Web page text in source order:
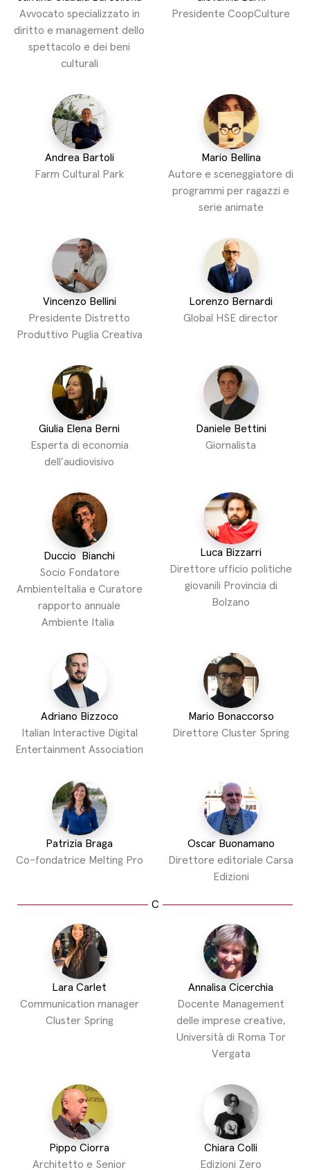
Avvocato specializzato in
diritto e management dello
spettacolo e dei beni
culturali
Presidente CoopCulture
Andrea Bartoli
Farm Cultural Park
Mario Bellina
Autore e sceneggiatore di
programmi per ragazzi e
serie animate
Vincenzo Bellini
Presidente Distretto
Produttivo Puglia Creativa
Lorenzo Bernardi
Global HSE director
Giulia Elena Berni
Esperta di economia
dell’audiovisivo
Daniele Bettini
Giornalista
Duccio Bianchi
Socio Fondatore
AmbienteItalia e Curatore
rapporto annuale
Ambiente Italia
Luca Bizzarri
Direttore ufficio politiche
giovanili Provincia di
Bolzano
Adriano Bizzoco
Italian Interactive Digital
Entertainment Association
Mario Bonaccorso
Direttore Cluster Spring
Patrizia Braga
Co-fondatrice Melting Pro
Oscar Buonamano
Direttore editoriale Carsa
Edizioni
C
Lara Carlet
Communication manager
Cluster Spring
Annalisa Cicerchia
Docente Management
delle imprese creative,
Università di Roma Tor
Vergata
Pippo Ciorra
Architetto e Senior
Chiara Colli
Edizioni Zero